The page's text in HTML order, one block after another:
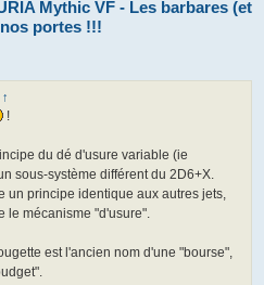
Mythic VF - Les barbares (et
portes !!!
↑
!
du dé d'usure variable (ie
sous-système différent du 2D6+X.
un principe identique aux autres jets,
le mécanisme "d'usure".
est l'ancien nom d'une "bourse",